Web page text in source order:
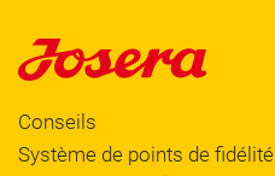
Conseils
Système de points de fidélité